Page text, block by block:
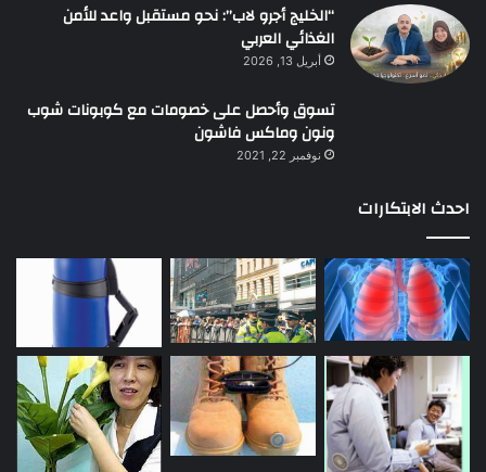
“الخليج أجرو لاب”: نحو مستقبل واعد للأمن
الغذائي العربي
أبريل 13, 2026
تسوق وأحصل على خصومات مع كوبونات شوب
ونون وماكس فاشون
نوفمبر 22, 2021
احدث الابتكارات